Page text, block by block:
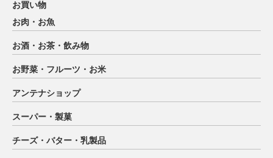
お買い物
お肉・お魚
お酒・お茶・飲み物
お野菜・フルーツ・お米
アンテナショップ
スーパー・製菓
チーズ・バター・乳製品